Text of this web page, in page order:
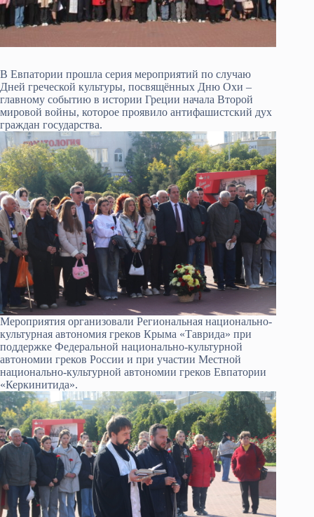
В Евпатории прошла серия мероприятий по случаю
Дней греческой культуры, посвящённых Дню Охи –
главному событию в истории Греции начала Второй
мировой войны, которое проявило антифашистский дух
граждан государства.
Мероприятия организовали Региональная национально-
культурная автономия греков Крыма «Таврида» при
поддержке Федеральной национально-культурной
автономии греков России и при участии Местной
национально-культурной автономии греков Евпатории
«Керкинитида».